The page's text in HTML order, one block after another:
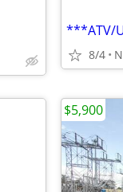
***ATV/
8/4
$5,900